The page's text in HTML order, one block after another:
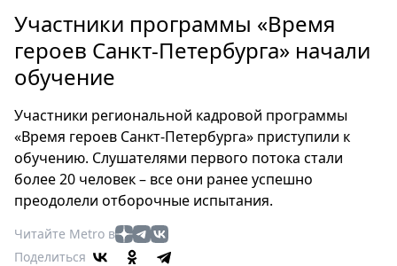
Россия
Мир
Здоровье
Туризм
Мода
Театр
Кино
Афиша
Книги
Участники программы «Время
героев Санкт-Петербурга» начали
обучение
Участники региональной кадровой программы
«Время героев Санкт-Петербурга» приступили к
обучению. Слушателями первого потока стали
более 20 человек – все они ранее успешно
преодолели отборочные испытания.
Читайте Metro в
Поделиться